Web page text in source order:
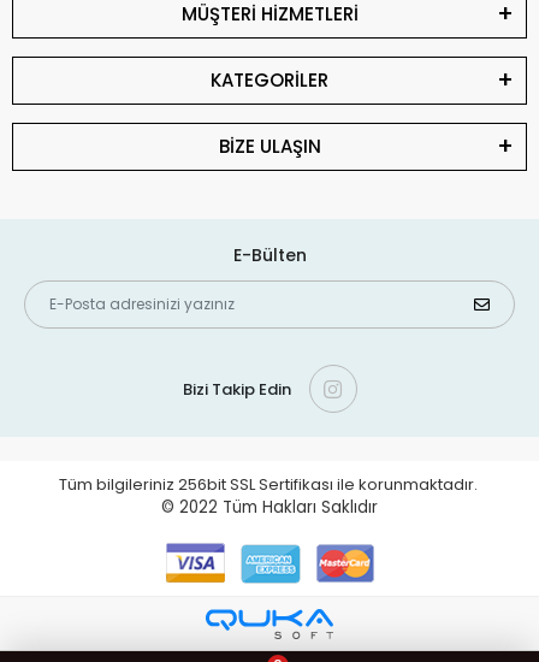
MÜŞTERİ HİZMETLERİ
KATEGORİLER
BİZE ULAŞIN
E-Bülten
Bizi Takip Edin
Tüm bilgileriniz 256bit SSL Sertifikası ile korunmaktadır.
© 2022 Tüm Hakları Saklıdır